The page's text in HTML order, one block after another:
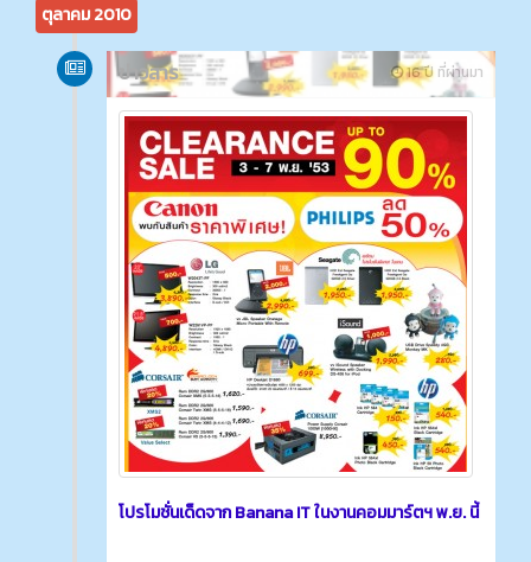
ตุลาคม 2010
16 ปี ที่ผ่านมา
ข่าวสาร
โปรโมชั่นเด็ดจาก Banana IT ในงานคอมมาร์ตฯ พ.ย. นี้